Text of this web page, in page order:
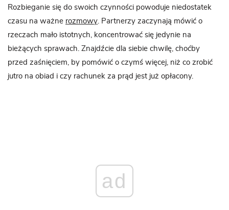
Rozbieganie się do swoich czynności powoduje niedostatek
czasu na ważne rozmowy . Partnerzy zaczynają mówić o
rzeczach mało istotnych, koncentrować się jedynie na
bieżących sprawach. Znajdźcie dla siebie chwilę, choćby
przed zaśnięciem, by pomówić o czymś więcej, niż co zrobić
jutro na obiad i czy rachunek za prąd jest już opłacony.
ad